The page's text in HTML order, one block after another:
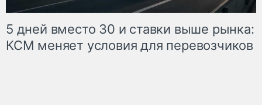
5 дней вместо 30 и ставки выше рынка:
КСМ меняет условия для перевозчиков